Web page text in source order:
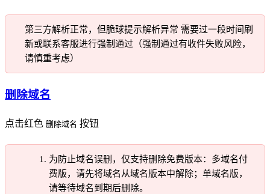
第三方解析正常，但脆球提示解析异常 需要过一段时间刷
新或联系客服进行强制通过（强制通过有收件失败风险，
请慎重考虑）
删除域名
点击红色 删除域名 按钮
为防止域名误删，仅支持删除免费版本：多域名付
费版，请先将域名从域名版本中解除；单域名版，
请等待域名到期后删除。